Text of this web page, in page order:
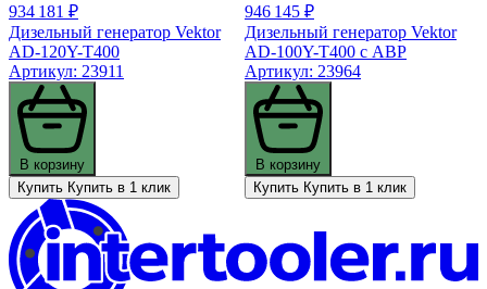
934 181 ₽
Дизельный генератор Vektor
AD-120Y-T400
Артикул: 23911
В корзину
Купить Купить в 1 клик
946 145 ₽
Дизельный генератор Vektor
AD-100Y-T400 с АВР
Артикул: 23964
В корзину
Купить Купить в 1 клик